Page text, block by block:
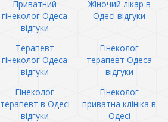
Приватний
гінеколог Одеса
відгуки
Жіночий лікар в
Одесі відгуки
Терапевт
гінеколог Одеса
відгуки
Гінеколог
терапевт Одеса
відгуки
Гінеколог
терапевт в Одесі
відгуки
Гінеколог
приватна клініка в
Одесі